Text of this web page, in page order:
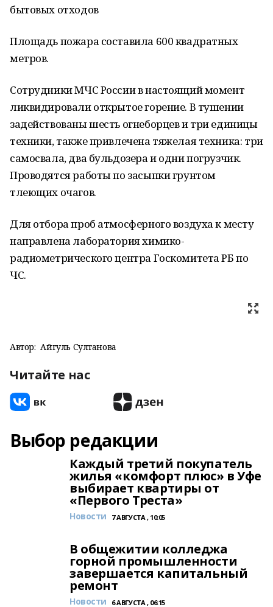
бытовых отходов
Площадь пожара составила 600 квадратных
метров.
Сотрудники МЧС России в настоящий момент
ликвидировали открытое горение. В тушении
задействованы шесть огнеборцев и три единицы
техники, также привлечена тяжелая техника: три
самосвала, два бульдозера и одни погрузчик.
Проводятся работы по засыпки грунтом
тлеющих очагов.
Для отбора проб атмосферного воздуха к месту
направлена лаборатория химико-
радиометрического центра Госкомитета РБ по
ЧС.
Автор: Айгуль Султанова
Читайте нас
Выбор редакции
Каждый третий покупатель
жилья «комфорт плюс» в Уфе
выбирает квартиры от
«Первого Треста»
Новости 7 АВГУСТА , 10:05
В общежитии колледжа
горной промышленности
завершается капитальный
ремонт
Новости 6 АВГУСТА , 06:15